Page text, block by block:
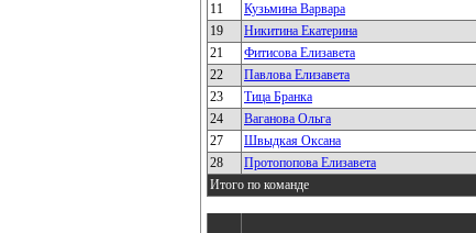
11 Кузьмина Варвара
19 Никитина Екатерина
21 Фитисова Елизавета
22 Павлова Елизавета
23 Тица Бранка
24 Ваганова Ольга
27 Швыдкая Оксана
28 Протопопова Елизавета
Итого по команде